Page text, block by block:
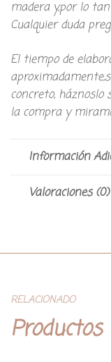
madera y,por lo
Cualquier duda
El tiempo de
concreto,
la compra y
Información
Valoraciones (0)
RELACIONADO